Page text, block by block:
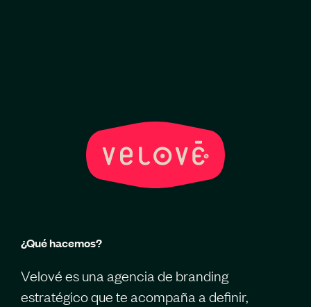
¿Qué hacemos?
Velové es una agencia de branding
estratégico que te acompaña a definir,